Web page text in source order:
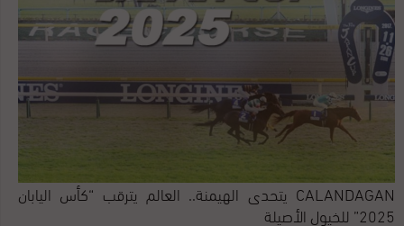
للفرس بالتنفس والبقاء في “وضعية راحة” بعيدًا عن الاندفاع المبكر الذي يستهلك طاقة
الميل. في أول 800 متر، كانت الفرس تسير بإيقاع انسيابي، تُظهر مرونة وقدرة على
تمديد الخطوة—وهي من أهم صفات مواليد Farhh. عند الاقتراب من المنعطف، بدأت ...
CALANDAGAN يتحدى الهيمنة.. العالم يترقب “كأس اليابان
2025” للخيول الأصيلة